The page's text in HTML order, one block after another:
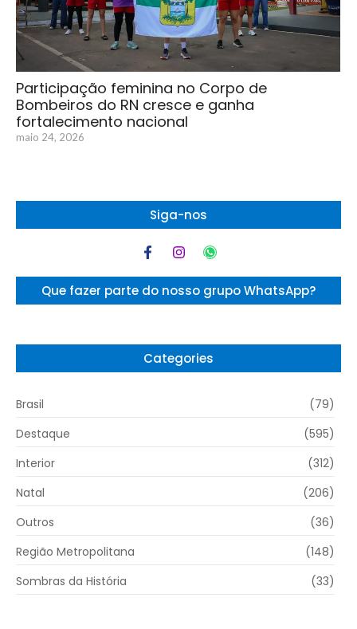
Participação feminina no Corpo de
Bombeiros do RN cresce e ganha
fortalecimento nacional
maio 24, 2026
Siga-nos
Que fazer parte do nosso grupo WhatsApp?
Categories
Brasil
(79)
Destaque
(595)
Interior
(312)
Natal
(206)
Outros
(36)
Região Metropolitana
(148)
Sombras da História
(33)